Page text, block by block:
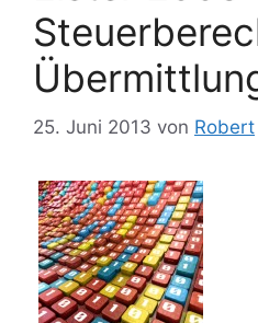
25. Juni 2013 von Robert